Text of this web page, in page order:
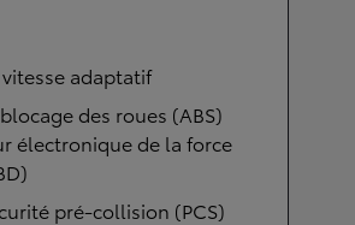
adaptatif
des roues (ABS)
électronique de la force
pré-collision (PCS)